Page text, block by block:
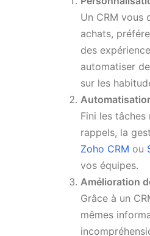
Un CRM vous
achats,
des
automatiser
sur les
Fini les tâches
rappels, la
Zoho CRM ou
vos équipes.
Amélioration
Grâce à un
mêmes